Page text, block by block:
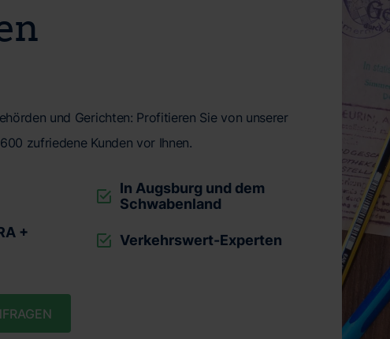
und Gerichten: Profitieren Sie von unserer
zufriedene Kunden vor Ihnen.
In Augsburg und dem
Schwabenland
+
Verkehrswert-Experten